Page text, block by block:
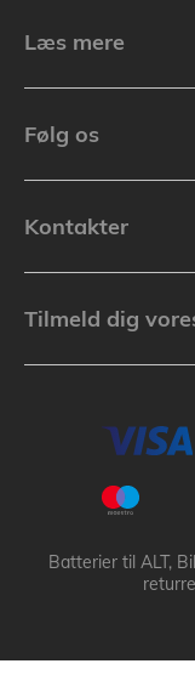
Læs mere
Følg os
Kontakter
Tilmeld dig
Batterier til ALT,